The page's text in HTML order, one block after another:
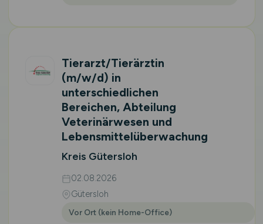
Tierarzt/Tierärztin
(m/w/d) in
unterschiedlichen
Bereichen, Abteilung
Veterinärwesen und
Lebensmittelüberwachung
Kreis Gütersloh
02.08.2026
Gütersloh
Vor Ort (kein Home-Office)